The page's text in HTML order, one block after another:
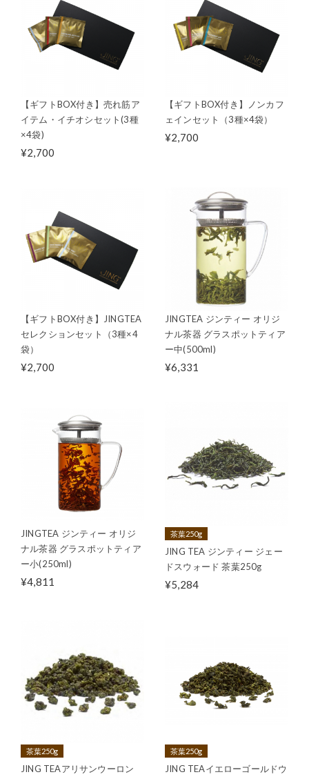
【ギフトBOX付き】売れ筋ア
イテム・イチオシセット(3種
×4袋)
¥2,700
【ギフトBOX付き】ノンカフ
ェインセット（3種×4袋）
¥2,700
【ギフトBOX付き】JINGTEA
セレクションセット（3種×4
袋）
¥2,700
JINGTEA ジンティー オリジ
ナル茶器 グラスポットティア
ー中(500ml)
¥6,331
JINGTEA ジンティー オリジ
ナル茶器 グラスポットティア
ー小(250ml)
¥4,811
茶葉250g
JING TEA ジンティー ジェー
ドスウォード 茶葉250g
¥5,284
茶葉250g
JING TEAアリサンウーロン
茶葉250g
JING TEAイエローゴールドウ